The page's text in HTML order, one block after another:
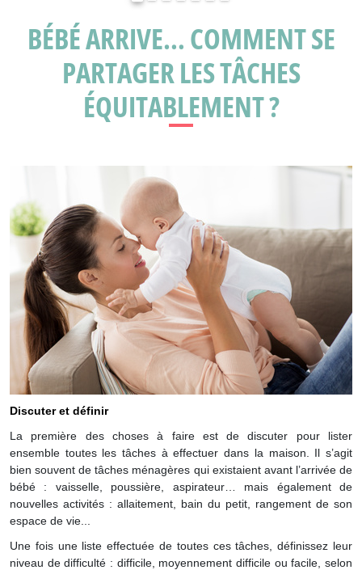
BÉBÉ ARRIVE… COMMENT SE
PARTAGER LES TÂCHES
ÉQUITABLEMENT ?
Discuter et définir
La première des choses à faire est de discuter pour lister
ensemble toutes les tâches à effectuer dans la maison. Il s’agit
bien souvent de tâches ménagères qui existaient avant l’arrivée de
bébé : vaisselle, poussière, aspirateur… mais également de
nouvelles activités : allaitement, bain du petit, rangement de son
espace de vie...
Une fois une liste effectuée de toutes ces tâches, définissez leur
niveau de difficulté : difficile, moyennement difficile ou facile, selon